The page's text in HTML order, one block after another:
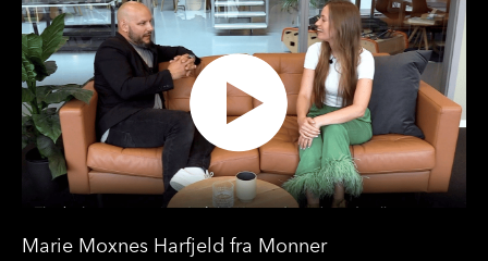
Marie Moxnes Harfjeld fra Monner